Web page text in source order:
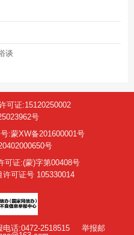
谈
可证:15120250002
号
:蒙XW备201600001号
号
可证:(蒙)字第00408号
可证号 105330014
话:0472-2518515
举报邮